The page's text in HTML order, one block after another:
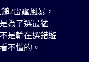
2雷霆風暴，
為了選最猛
是輸在選錯遊
不懂的。